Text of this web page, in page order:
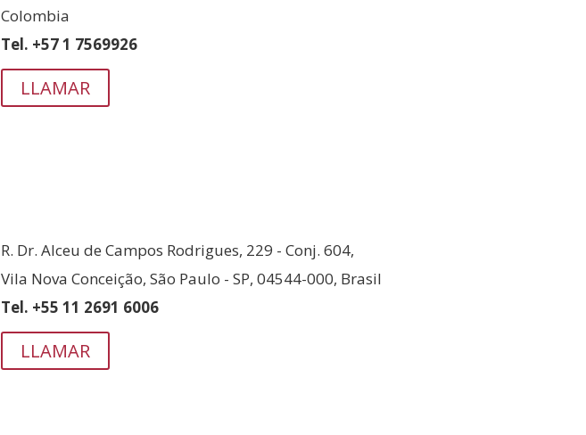
Colombia
Tel. +57 1 7569926
LLAMAR
R. Dr. Alceu de Campos Rodrigues, 229 - Conj. 604,
Vila Nova Conceição, São Paulo - SP, 04544-000, Brasil
Tel. +55 11 2691 6006
LLAMAR